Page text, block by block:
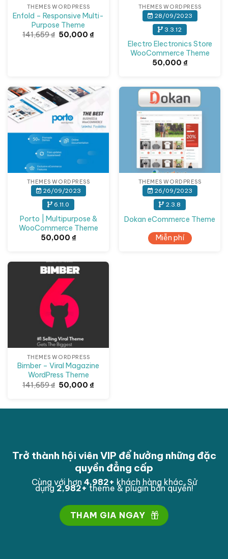
THEMES WORDPRESS
Enfold – Responsive Multi-
Purpose Theme
141,659₫ Giá
gốc
50,000₫Giá
THEMES WORDPRESS
28/09/2023
3.3.12
Electro Electronics Store
WooCommerce Theme
50,000 ₫
THEMES WORDPRESS
26/09/2023
6.11.0
Porto | Multipurpose &
WooCommerce Theme
50,000 ₫
THEMES WORDPRESS
26/09/2023
2.3.8
Dokan eCommerce Theme
Miễn phí
Giảm giá!
THEMES WORDPRESS
Bimber – Viral Magazine
WordPress Theme
141,659₫ Giá
gốc
50,000₫Giá
Trở thành hội viên VIP để hưởng những đặc
quyền đẳng cấp
Cùng với hơn 4,998+ khách hàng khác. Sử
dụng2,998+theme & plugin bản quyền!
THAM GIA NGAY